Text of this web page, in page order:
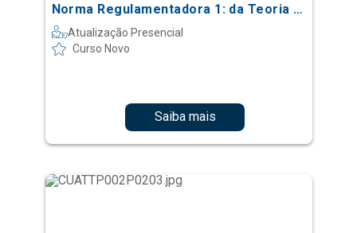
Norma Regulamentadora 1: da Teoria à
Prática
Atualização Presencial
Curso Novo
Saiba mais